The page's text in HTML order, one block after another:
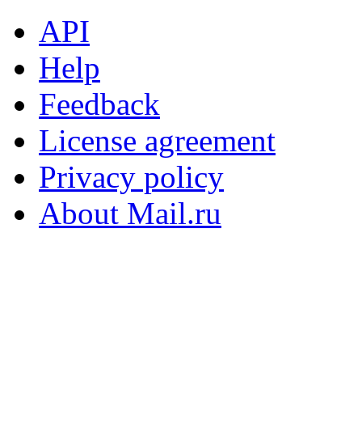
API
Help
Feedback
License agreement
Privacy policy
About Mail.ru